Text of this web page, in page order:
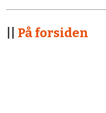
På forsiden